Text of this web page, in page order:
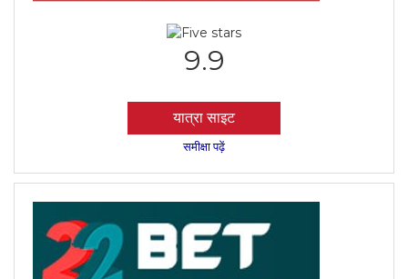
9.9
यात्रा साइट
समीक्षा पढ़ें